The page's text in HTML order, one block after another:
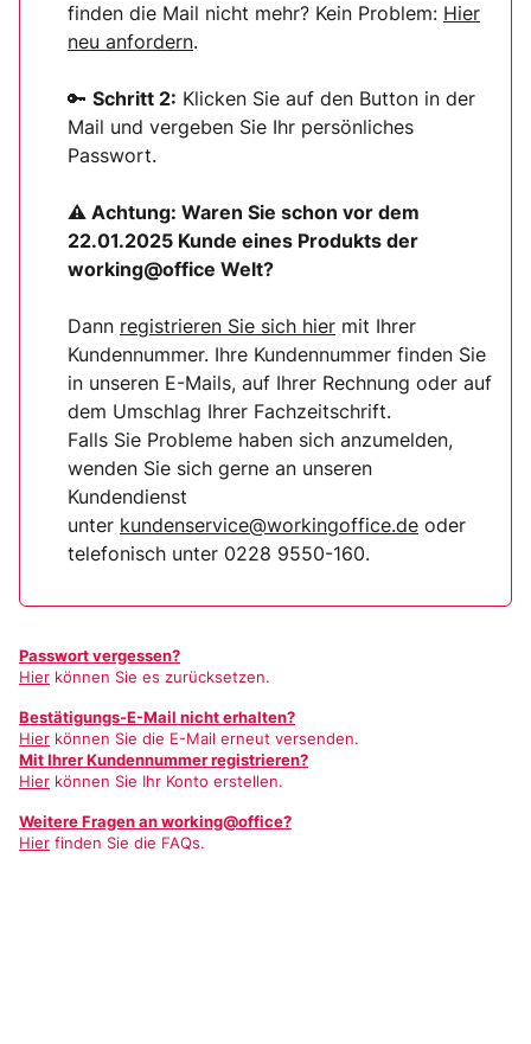
finden die Mail nicht mehr? Kein Problem: Hier
neu anfordern.
🔑 Schritt 2: Klicken Sie auf den Button in der
Mail und vergeben Sie Ihr persönliches
Passwort.
⚠ Achtung: Waren Sie schon vor dem
22.01.2025 Kunde eines Produkts der
working@office Welt?
Dann registrieren Sie sich hier mit Ihrer
Kundennummer. Ihre Kundennummer finden Sie
in unseren E-Mails, auf Ihrer Rechnung oder auf
dem Umschlag Ihrer Fachzeitschrift.
Falls Sie Probleme haben sich anzumelden,
wenden Sie sich gerne an unseren
Kundendienst
unter kundenservice@workingoffice.de oder
telefonisch unter 0228 9550-160.
Passwort vergessen?
Hier können Sie es zurücksetzen.
Bestätigungs-E-Mail nicht erhalten?
Hier können Sie die E-Mail erneut versenden.
Mit Ihrer Kundennummer registrieren?
Hier können Sie Ihr Konto erstellen.
Weitere Fragen an working@office?
Hier finden Sie die FAQs.